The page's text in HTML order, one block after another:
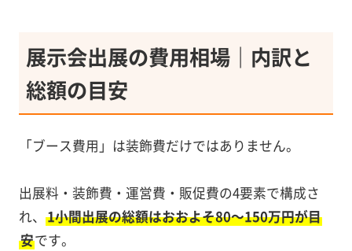
展示会出展の費用相場｜内訳と
総額の目安
「ブース費用」は装飾費だけではありません。
出展料・装飾費・運営費・販促費の4要素で構成さ
れ、 1小間出展の総額はおおよそ80〜150万円が目
安です。